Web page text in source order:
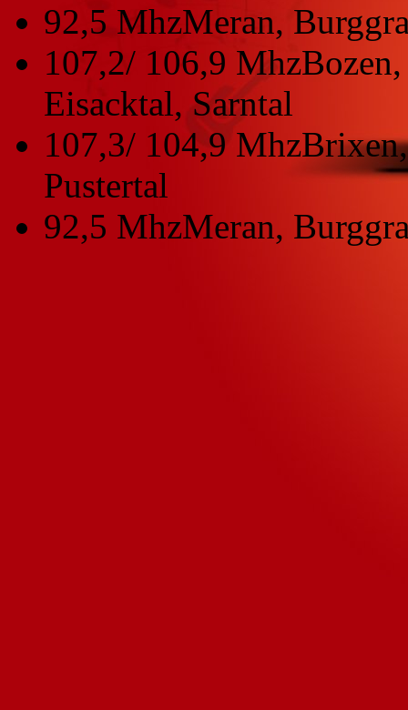
92,5 MhzMeran,
107,2/ 106,9 Mhz
Eisacktal, Sarntal
107,3/ 104,9 Mhz
Pustertal
92,5 MhzMeran,